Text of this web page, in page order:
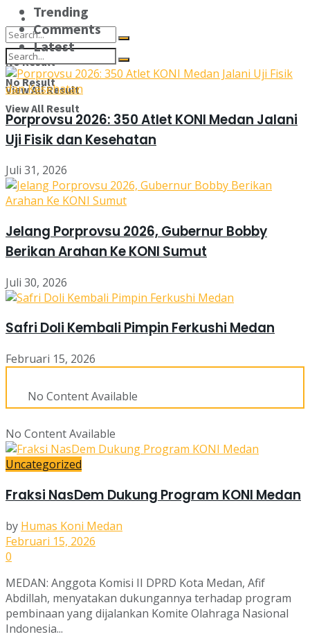
No Result
View All Result
Kontak Kami
No Result
View All Result
Trending
Comments
Latest
Porprovsu 2026: 350 Atlet KONI Medan Jalani
Uji Fisik dan Kesehatan
Juli 31, 2026
Jelang Porprovsu 2026, Gubernur Bobby
Berikan Arahan Ke KONI Sumut
Juli 30, 2026
Safri Doli Kembali Pimpin Ferkushi Medan
Februari 15, 2026
No Content Available
No Content Available
Uncategorized
Fraksi NasDem Dukung Program KONI Medan
by Humas Koni Medan
Februari 15, 2026
0
MEDAN: Anggota Komisi II DPRD Kota Medan, Afif
Abdillah, menyatakan dukungannya terhadap program
pembinaan yang dijalankan Komite Olahraga Nasional
Indonesia...